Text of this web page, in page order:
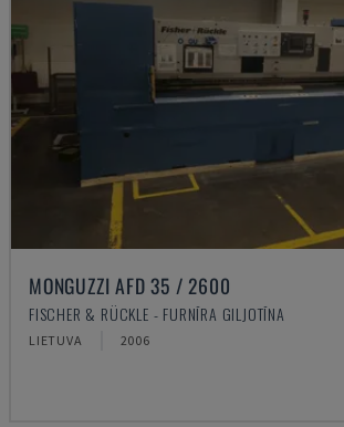
MONGUZZI AFD 35 / 2600
FISCHER & RÜCKLE - FURNĪRA GILJOTĪNA
LIETUVA 2006